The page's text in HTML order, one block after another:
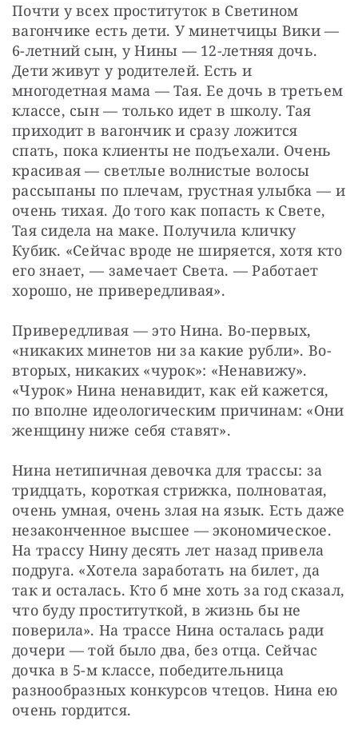
Почти у всех проституток в Светином
вагончике есть дети. У минетчицы Вики —
6-летний сын, у Нины — 12-летняя дочь.
Дети живут у родителей. Есть и
многодетная мама — Тая. Ее дочь в третьем
классе, сын — только идет в школу. Тая
приходит в вагончик и сразу ложится
спать, пока клиенты не подъехали. Очень
красивая — светлые волнистые волосы
рассыпаны по плечам, грустная улыбка — и
очень тихая. До того как попасть к Свете,
Тая сидела на маке. Получила кличку
Кубик. «Сейчас вроде не ширяется, хотя кто
его знает, — замечает Света. — Работает
хорошо, не привередливая».
Привередливая — это Нина. Во-первых,
«никаких минетов ни за какие рубли». Во-
вторых, никаких «чурок»: «Ненавижу».
«Чурок» Нина ненавидит, как ей кажется,
по вполне идеологическим причинам: «Они
женщину ниже себя ставят».
Нина нетипичная девочка для трассы: за
тридцать, короткая стрижка, полноватая,
очень умная, очень злая на язык. Есть даже
незаконченное высшее — экономическое.
На трассу Нину десять лет назад привела
подруга. «Хотела заработать на билет, да
так и осталась. Кто б мне хоть за год сказал,
что буду проституткой, в жизнь бы не
поверила». На трассе Нина осталась ради
дочери — той было два, без отца. Сейчас
дочка в 5-м классе, победительница
разнообразных конкурсов чтецов. Нина ею
очень гордится.